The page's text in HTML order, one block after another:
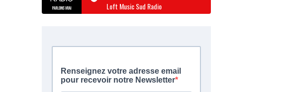
Loft Music Sud Radio